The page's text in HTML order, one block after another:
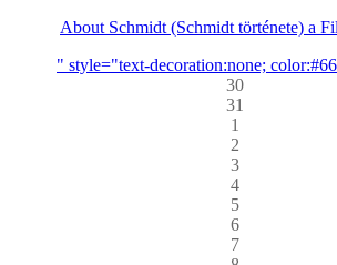
About Schmidt (Schmidt története) a
" style="text-decoration:none;
30
31
1
2
3
4
5
6
7